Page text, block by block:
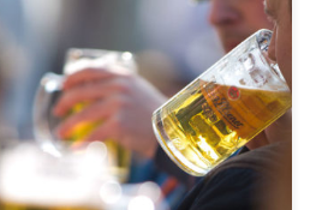
rocznie, a jak przedstawia się
od alkoholu to nadal
a w niektórych zakątkach alkohol